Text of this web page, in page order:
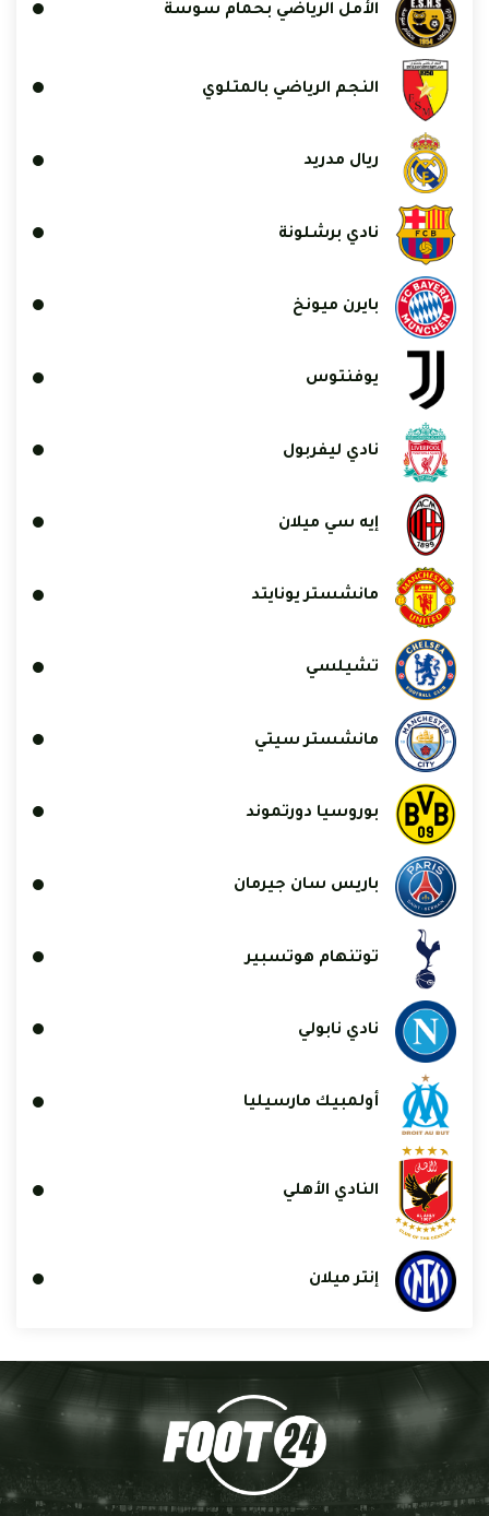
الأمل الرياضي بحمام سوسة
النجم الرياضي بالمتلوي
ريال مدريد
نادي برشلونة
بايرن ميونخ
يوفنتوس
نادي ليفربول
إيه سي ميلان
مانشستر يونايتد
تشيلسي
مانشستر سيتي
بوروسيا دورتموند
باريس سان جيرمان
توتنهام هوتسبير
نادي نابولي
أولمبيك مارسيليا
النادي الأهلي
إنتر ميلان